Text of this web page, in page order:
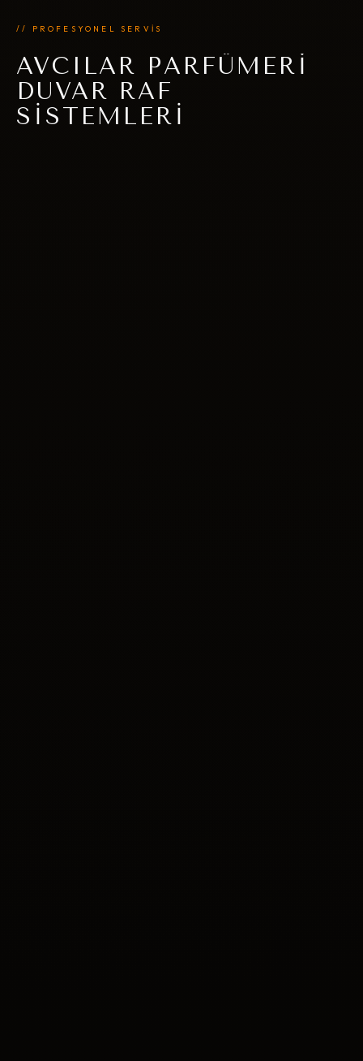
// PROFESYONEL SERVİS
AVCILAR PARFÜMERI
DUVAR RAF
SISTEMLERI